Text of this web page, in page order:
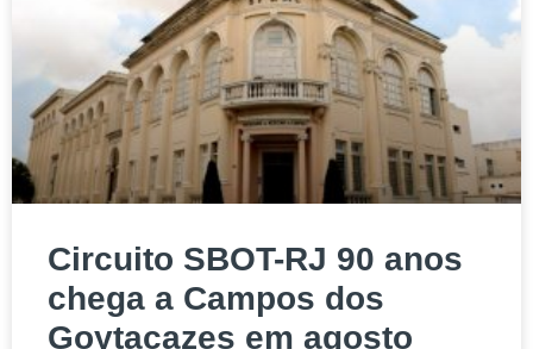
Circuito SBOT-RJ 90 anos
chega a Campos dos
Goytacazes em agosto